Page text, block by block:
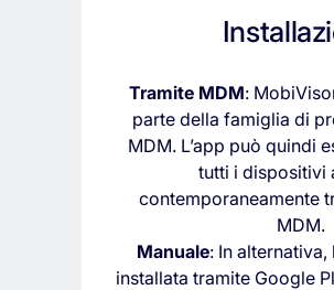
Tramite MDM:
partedellafamigliadi
MDM. L’app può quindi
tutti i dispositivi
contemporaneamente
MDM.
Manuale: In alternativa,
installata tramite Google